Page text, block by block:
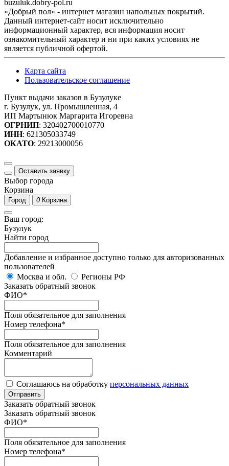
buzuluk.dobry-pol.ru
«Добрый пол» - интернет магазин напольных покрытий.
Данный интернет-сайт носит исключительно
информационный характер, вся информация носит
ознакомительный характер и ни при каких условиях не
является публичной офертой.
Карта сайта
Пользовательское соглашение
Пункт выдачи заказов в Бузулуке
г. Бузулук, ул. Промышленная, 4
ИП Мартынюк Маргарита Игоревна
ОГРНИП: 320402700010770
ИНН: 621305033749
ОКАТО: 29213000056
Оставить заявку
Выбор города
Корзина
Город 0 Корзина
Ваш город:
Бузулук
Найти город
Добавление и избранное доступно только для авторизованных
пользователей
Москва и обл.
Регионы РФ
Заказать обратный звонок
ФИО*
Поля обязательное для заполнения
Номер телефона*
Поля обязательное для заполнения
Комментарий
Соглашаюсь на обработку персональных данных
Отправить
Заказать обратный звонок
Заказать обратный звонок
ФИО*
Поля обязательное для заполнения
Номер телефона*